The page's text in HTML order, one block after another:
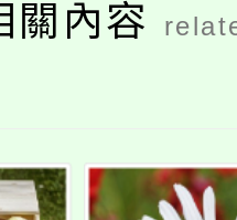
關內容